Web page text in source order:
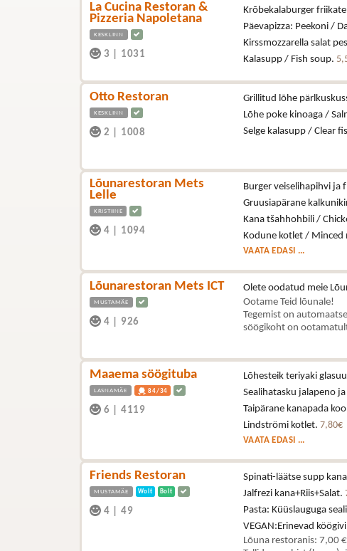
La Cucina Restoran &
Pizzeria Napoletana
KESKLINN
3 1031
Krõbekalaburger
Päevapizza: Peekoni /
Kirssmozzarella salat
Kalasupp / Fish soup.
Otto Restoran
KESKLINN
2 1008
Grillitud lõhe
Lõhe poke kinoaga /
Selge kalasupp / Clear
Lõunarestoran Mets
Lelle
KRISTIINE
4 1094
Burger veiselihapihvi ja
Gruusiapärane
Kana tšahhohbili /
Kodune kotlet / Minced
VAATA EDASI ...
Lõunarestoran Mets ICT
MUSTAMÄE
4 926
Olete oodatud meie
Ootame Teid lõunale!
Tegemist on
söögikoht on
Maaema söögituba
LASNAMÄE 84/34
6 4119
Lõhesteik teriyaki
Sealihatasku jalapeno
Taipärane kanapada
Lindströmi kotlet. 7,80€
VAATA EDASI ...
Friends Restoran
MUSTAMÄE Wolt Bolt
4 49
Spinati-läätse supp
Jalfrezi kana+Riis+Salat.
Pasta: Küüslauguga
VEGAN:Erinevad
Lõuna restoranis: 7,00 €